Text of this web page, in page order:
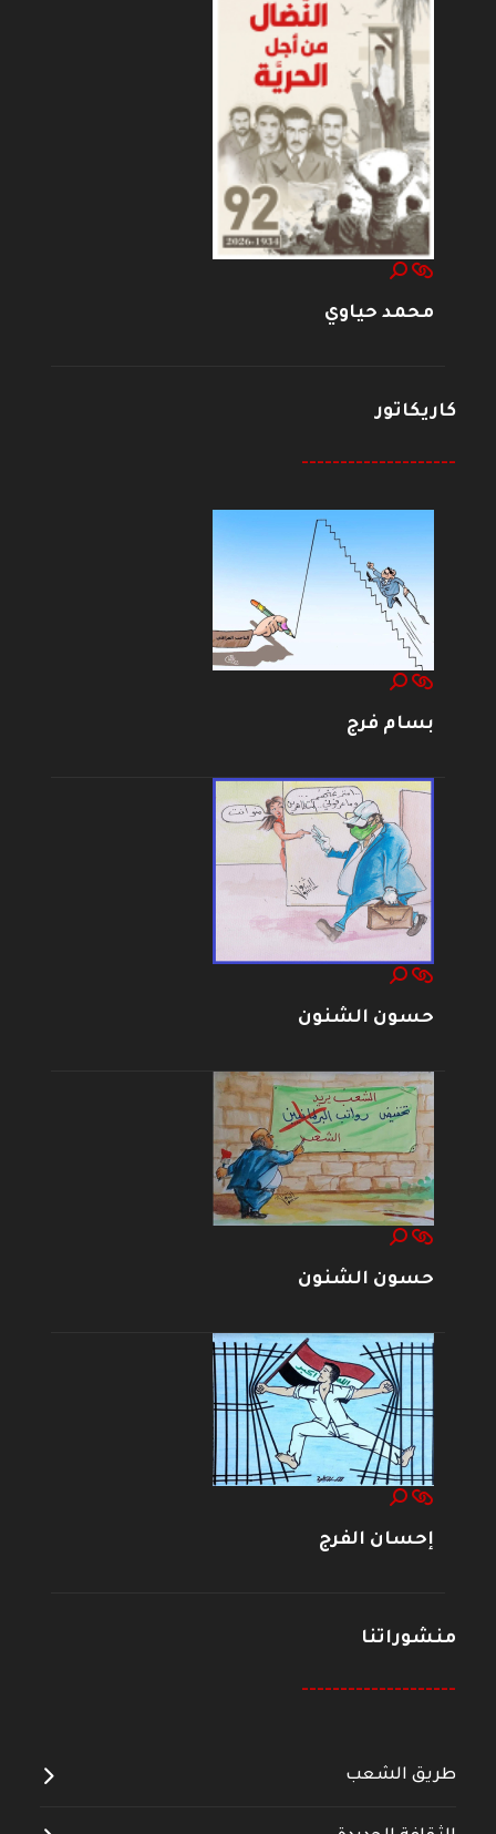
محمد حياوي
كاريكاتور
--------------------
بسام فرج
حسون الشنون
حسون الشنون
إحسان الفرج
منشوراتنا
--------------------
طريق الشعب